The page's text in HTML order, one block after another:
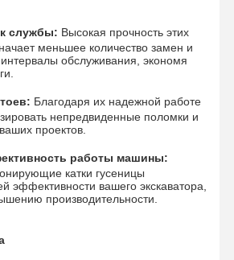
службы: Высокая прочность этих
меньшее количество замен и
обслуживания, экономя
Благодаря их надежной работе
непредвиденные поломки и
проектов.
работы машины:
катки гусеницы
эффективности вашего экскаватора,
производительности.